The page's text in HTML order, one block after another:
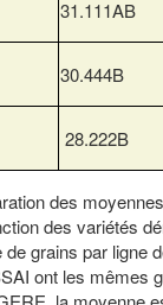
31.111AB
30.444B
28.222B
des
des variétés
grains par ligne
ont les mêmes